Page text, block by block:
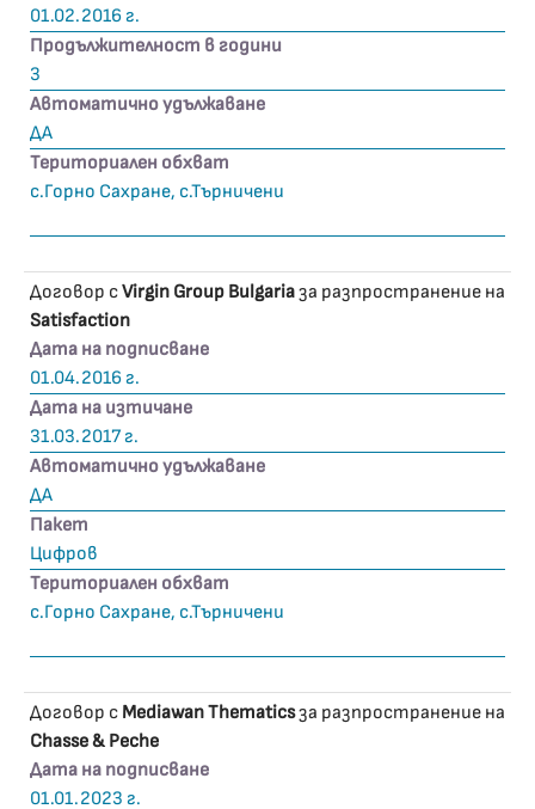
01.02.2016 г.
Продължителност в години
3
Автоматично удължаване
ДА
Териториален обхват
с.Горно Сахране, с.Търничени
Договор сVirgin Group Bulgariaза разпространение на
Satisfaction
Дата на подписване
01.04.2016 г.
Дата на изтичане
31.03.2017 г.
Автоматично удължаване
ДА
Пакет
Цифров
Териториален обхват
с.Горно Сахране, с.Търничени
Договор с Mediawan Thematicsза разпространение на
Chasse & Peche
Дата на подписване
01.01.2023 г.